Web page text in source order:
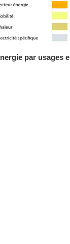
par usages